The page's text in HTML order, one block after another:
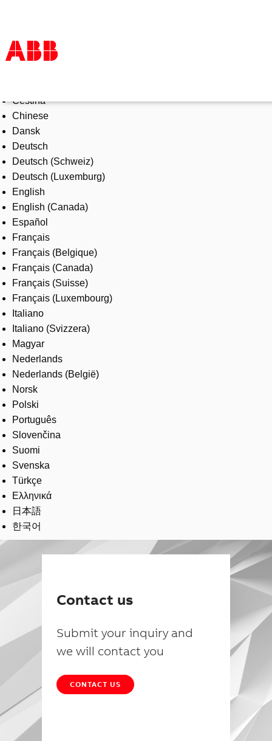
Products & Solutions
Industries
Services
About us
Where to buy
Contact us
Careers
Čeština
Chinese
Dansk
Deutsch
Deutsch (Schweiz)
Deutsch (Luxemburg)
English
English (Canada)
Español
Français
Français (Belgique)
Français (Canada)
Français (Suisse)
Français (Luxembourg)
Italiano
Italiano (Svizzera)
Magyar
Nederlands
Nederlands (België)
Norsk
Polski
Português
Slovenčina
Suomi
Svenska
Türkçe
Ελληνικά
日本語
한국어
Contact us
Submit your inquiry and
we will contact you
CONTACT US